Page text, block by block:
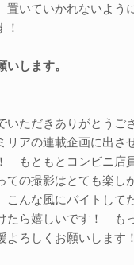
置いていかれないよう
！
します。
いただきありがとう
リアの連載企画に出さ
もともとコンビニ店
ての撮影はとても楽し
んな風にバイトして
たら嬉しいです！ も
よろしくお願いします！